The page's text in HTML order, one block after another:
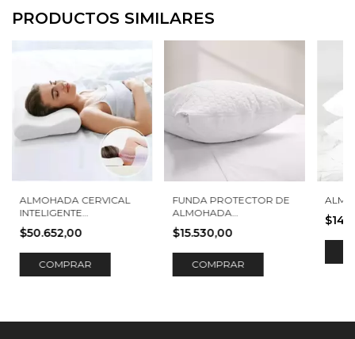
PRODUCTOS SIMILARES
ALMOHADA CERVICAL
INTELIGENTE
VISCOELÁSTICA
$50.652,00
FUNDA PROTECTOR DE
ALMOHADA
IMPERMEABLE BAMBOO
$15.530,00
COMPRAR